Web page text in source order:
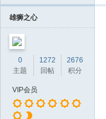
雄狮之心
0
主题
1272
回帖
2676
积分
VIP会员